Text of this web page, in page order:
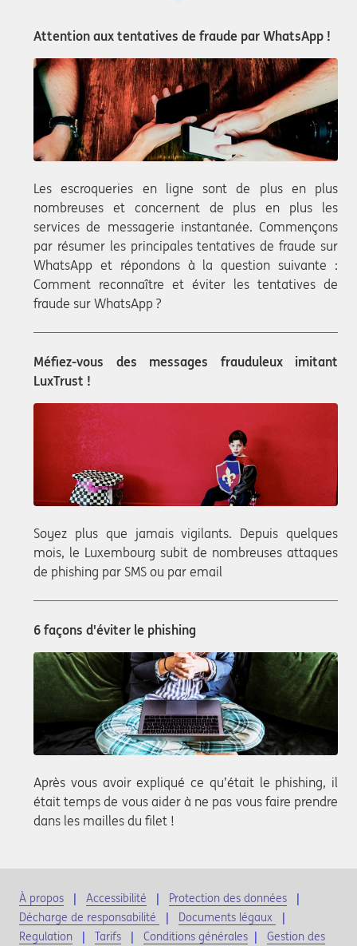
Attention aux tentatives de fraude par WhatsApp !
Les escroqueries en ligne sont de plus en plus
nombreuses et concernent de plus en plus les
services de messagerie instantanée. Commençons
par résumer les principales tentatives de fraude sur
WhatsApp et répondons à la question suivante :
Comment reconnaître et éviter les tentatives de
fraude sur WhatsApp ?
Méfiez-vous des messages frauduleux imitant
LuxTrust !
Soyez plus que jamais vigilants. Depuis quelques
mois, le Luxembourg subit de nombreuses attaques
de phishing par SMS ou par email
6 façons d'éviter le phishing
Après vous avoir expliqué ce qu’était le phishing, il
était temps de vous aider à ne pas vous faire prendre
dans les mailles du filet !
À propos Accessibilité
Protection des données
Décharge de responsabilité
Documents légaux
Regulation
Tarifs Conditions générales | Gestion des